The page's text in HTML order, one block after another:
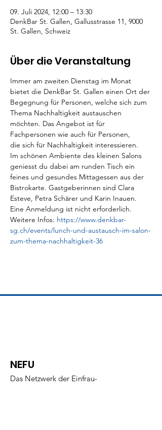
09. Juli 2024, 12:00 – 13:30
DenkBar St. Gallen, Gallusstrasse 11, 9000
St. Gallen, Schweiz
Über die Veranstaltung
Immer am zweiten Dienstag im Monat
bietet die DenkBar St. Gallen einen Ort der
Begegnung für Personen, welche sich zum
Thema Nachhaltigkeit austauschen
möchten. Das Angebot ist für
Fachpersonen wie auch für Personen,
die sich für Nachhaltigkeit interessieren.
Im schönen Ambiente des kleinen Salons
geniesst du dabei am runden Tisch ein
feines und gesundes Mittagessen aus der
Bistrokarte. Gastgeberinnen sind Clara
Esteve, Petra Schärer und Karin Inauen.
Eine Anmeldung ist nicht erforderlich.
Weitere Infos: https://www.denkbar-
sg.ch/events/lunch-und-austausch-im-salon-
zum-thema-nachhaltigkeit-36
NEFU
Das Netzwerk der Einfrau-